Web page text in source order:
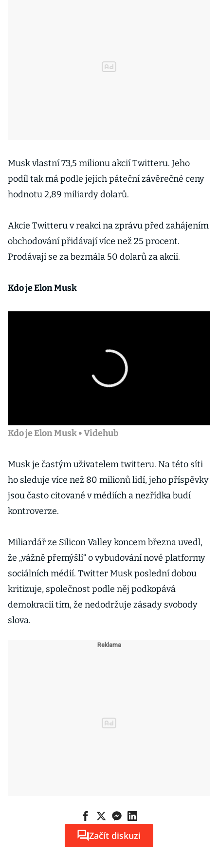
Musk vlastní 73,5 milionu akcií Twitteru. Jeho
podíl tak má podle jejich páteční závěrečné ceny
hodnotu 2,89 miliardy dolarů.
Akcie Twitteru v reakci na zprávu před zahájením
obchodování přidávají více než 25 procent.
Prodávají se za bezmála 50 dolarů za akcii.
Kdo je Elon Musk
Kdo je Elon Musk • Videhub
Musk je častým uživatelem twitteru. Na této síti
ho sleduje více než 80 milionů lidí, jeho příspěvky
jsou často citované v médiích a nezřídka budí
kontroverze.
Miliardář ze Silicon Valley koncem března uvedl,
že „vážně přemýšlí“ o vybudování nové platformy
sociálních médií. Twitter Musk poslední dobou
kritizuje, společnost podle něj podkopává
demokracii tím, že nedodržuje zásady svobody
slova.
Začít diskuzi